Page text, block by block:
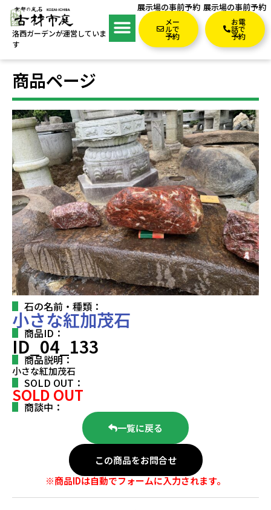
洛西ガーデンが運営していま
す
展示場の事前予約
メー
ルで
予約
展示場の事前予約
お電
話で
予約
商品ページ
石の名前・種類：
小さな紅加茂石
商品ID：
ID_04_133
商品説明：
小さな紅加茂石
SOLD OUT：
SOLD OUT
商談中：
一覧に戻る
この商品をお問合せ
※商品IDは自動でフォームに入力されます。